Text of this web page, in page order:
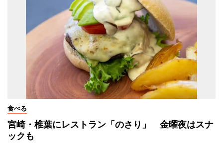
食べる
宮崎・椎葉にレストラン「のさり」 金曜夜はスナ
ックも